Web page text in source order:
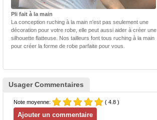
Pli fait à la main
La conception ruching à la main n'est pas seulement une
décoration pour votre robe, elle peut aussi aider à créer une
silhouette flatteuse. Nos tailleurs font tous ruching à la main
pour créer la forme de robe parfaite pour vous.
Usager Commentaires
Note moyenne: ( 4.8 )